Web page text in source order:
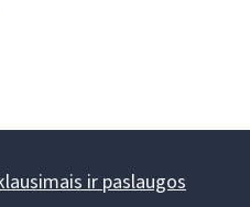
ir paslaugos